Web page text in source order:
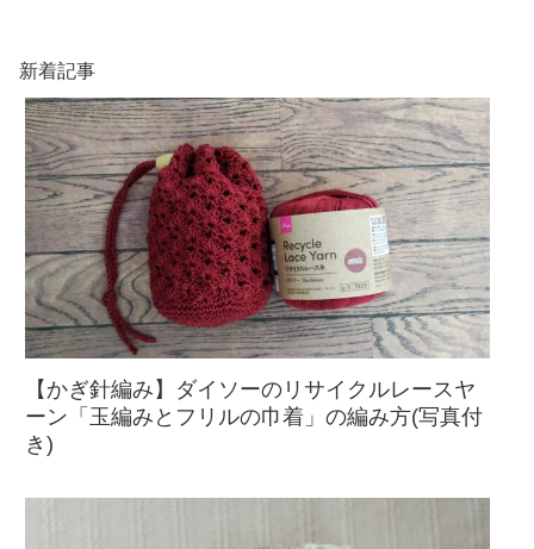
新着記事
【かぎ針編み】ダイソーのリサイクルレースヤ
ーン「玉編みとフリルの巾着」の編み方(写真付
き)